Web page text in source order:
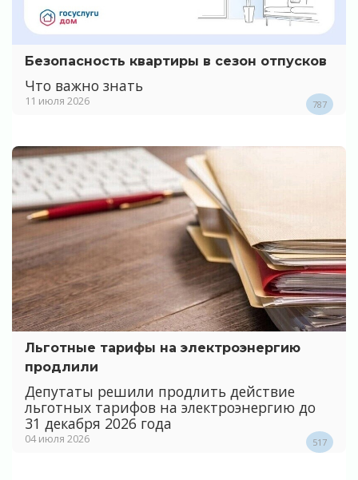
Безопасность квартиры в сезон отпусков
Что важно знать
11 июля 2026 787
Льготные тарифы на электроэнергию
продлили
Депутаты решили продлить действие
льготных тарифов на электроэнергию до
31 декабря 2026 года
04 июля 2026 517